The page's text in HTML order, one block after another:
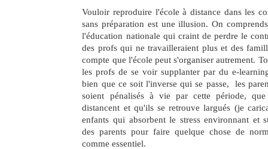
Vouloir reproduire l'école à distance dans les
sans préparation est une illusion. On
l'éducation nationale qui craint de perdre le
des profs qui ne travailleraient plus et des
compte que l'école peut s'organiser autrement.
les profs de se voir supplanter par du e-
bien que ce soit l'inverse qui se passe, les
soient pénalisés à vie par cette période, que
distancent et qu'ils se retrouve largués (je
enfants qui absorbent le stress environnant et
des parents pour faire quelque chose de
comme essentiel.